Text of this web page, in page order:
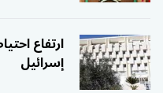
ارتفاع
إسرائيل